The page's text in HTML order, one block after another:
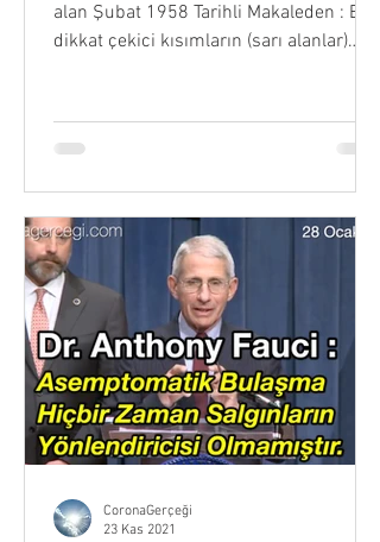
alan Şubat 1958 Tarihli Makaleden : En
dikkat çekici kısımların (sarı alanlar)
CoronaGerçeği
23 Kas 2021